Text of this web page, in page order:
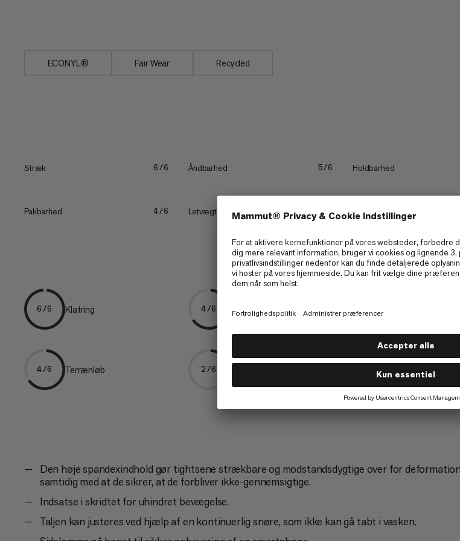
ECONYL® Fair Wear Recycled
Stræk 6/6 Åndbarhed 5/6 Holdbarhed
Pakbarhed 4/6 Letvægt 4/6 Hurtigtørrende
6/6 Klatring 4/6 Vandring
4/6 Terrænløb 2/6
Den høje spandexindhold gør tightsene strækbare og modstandsdygtige over for
samtidig med at de sikrer, at de forbliver ikke-gennemsigtige.
Indsatse i skridtet for uhindret bevægelse.
Taljen kan justeres ved hjælp af en kontinuerlig snøre, som ikke kan gå tabt i vasken.